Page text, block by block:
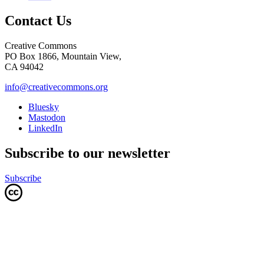
Contact Us
Creative Commons
PO Box 1866, Mountain View,
CA 94042
info@creativecommons.org
Bluesky
Mastodon
LinkedIn
Subscribe to our newsletter
Subscribe